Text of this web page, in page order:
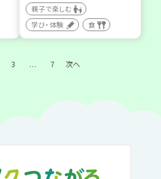
親子で楽しむ
学び・体験
食
3 … 7 次へ